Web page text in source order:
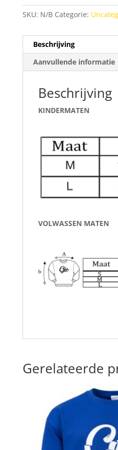
SKU: N/B Categorie:
Beschrijving
Aanvullende informatie
Beschrijving
KINDERMATEN
VOLWASSEN MATEN
Gerelateerde